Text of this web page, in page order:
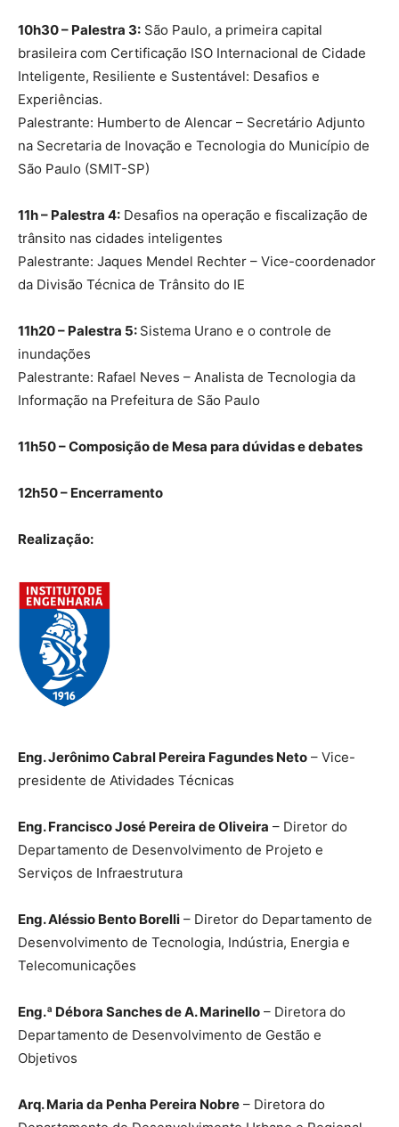
10h30 – Palestra 3: São Paulo, a primeira capital
brasileira com Certificação ISO Internacional de Cidade
Inteligente, Resiliente e Sustentável: Desafios e
Experiências.
Palestrante: Humberto de Alencar – Secretário Adjunto
na Secretaria de Inovação e Tecnologia do Município de
São Paulo (SMIT-SP)
11h – Palestra 4: Desafios na operação e fiscalização de
trânsito nas cidades inteligentes
Palestrante: Jaques Mendel Rechter – Vice-coordenador
da Divisão Técnica de Trânsito do IE
11h20 – Palestra 5: Sistema Urano e o controle de
inundações
Palestrante: Rafael Neves – Analista de Tecnologia da
Informação na Prefeitura de São Paulo
11h50 – Composição de Mesa para dúvidas e debates
12h50 – Encerramento
Realização:
Eng. Jerônimo Cabral Pereira Fagundes Neto – Vice-
presidente de Atividades Técnicas
Eng. Francisco José Pereira de Oliveira – Diretor do
Departamento de Desenvolvimento de Projeto e
Serviços de Infraestrutura
Eng. Aléssio Bento Borelli – Diretor do Departamento de
Desenvolvimento de Tecnologia, Indústria, Energia e
Telecomunicações
Eng.ª Débora Sanches de A. Marinello – Diretora do
Departamento de Desenvolvimento de Gestão e
Objetivos
Arq. Maria da Penha Pereira Nobre – Diretora do